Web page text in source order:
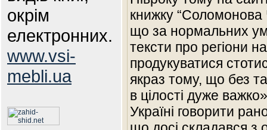
окрім
електронних.
www.vsi-
mebli.ua
книжку “Соломонова
що за нормальних
тексти про регіони
продукуватися
якраз тому, що без
в цілості дуже
Україні говорити